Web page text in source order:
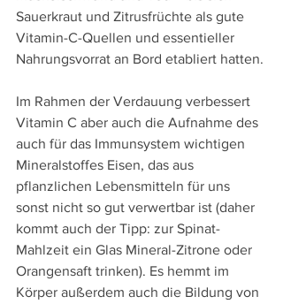
Sauerkraut und Zitrusfrüchte als gute
Vitamin-C-Quellen und essentieller
Nahrungsvorrat an Bord etabliert hatten.
Im Rahmen der Verdauung verbessert
Vitamin C aber auch die Aufnahme des
auch für das Immunsystem wichtigen
Mineralstoffes Eisen, das aus
pflanzlichen Lebensmitteln für uns
sonst nicht so gut verwertbar ist (daher
kommt auch der Tipp: zur Spinat-
Mahlzeit ein Glas Mineral-Zitrone oder
Orangensaft trinken). Es hemmt im
Körper außerdem auch die Bildung von